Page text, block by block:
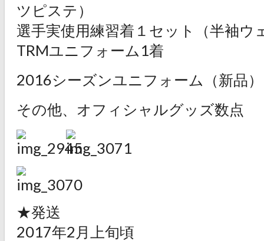
ツピステ）
選手実使用練習着１セット（半袖ウ
TRMユニフォーム1着
2016シーズンユニフォーム（新品）
その他、オフィシャルグッズ数点
★発送
2017年2月上旬頃